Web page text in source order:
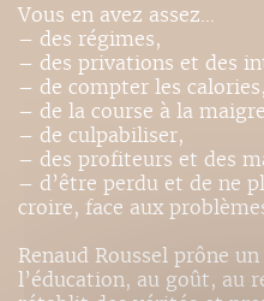
Vous en avez assez...
– des régimes,
– des privations et des
– de compter les calories,
– de la course à la
– de culpabiliser,
– des profiteurs et des
– d’être perdu et de ne
croire, face aux
Renaud Roussel prône
l’éducation, au goût, au